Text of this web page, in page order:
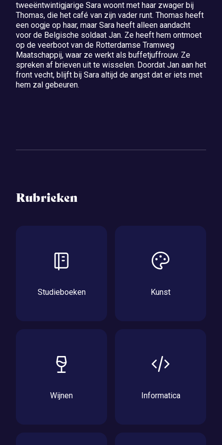
tweeëntwintigjarige Sara woont met haar zwager bij
Thomas, die het café van zijn vader runt. Thomas heeft
een oogje op haar, maar Sara heeft alleen aandacht
voor de Belgische soldaat Jan. Ze heeft hem ontmoet
op de veerboot van de Rotterdamse Tramweg
Maatschappij, waar ze werkt als buffetjuffrouw. Ze
spreken af brieven uit te wisselen. Doordat Jan aan het
front vecht, blijft bij Sara altijd de angst dat er iets met
hem zal gebeuren.
Rubrieken
Studieboeken Kunst
Wijnen Informatica